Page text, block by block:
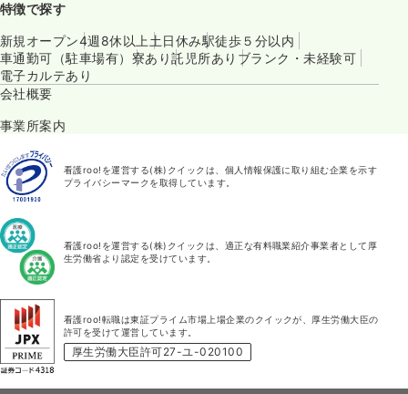
特徴で探す
新規オープン4週8休以上 土日休み駅徒歩５分以内
車通勤可（駐車場有） 寮あり託児所あり ブランク・未経験可
電子カルテあり
会社概要
事業所案内
看護roo!を運営する(株)クイックは、個人情報保護に取り組む企業を示す
プライバシーマークを取得しています。
看護roo!を運営する(株)クイックは、適正な有料職業紹介事業者として厚
生労働省より認定を受けています。
看護roo!転職は東証プライム市場上場企業のクイックが、厚生労働大臣の
許可を受けて運営しています。
厚生労働大臣許可27-ユ-020100